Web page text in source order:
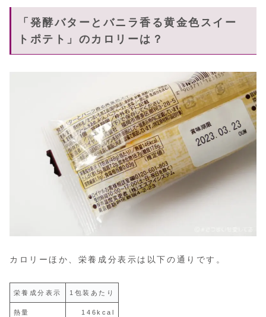
「発酵バターとバニラ香る黄金色スイー
トポテト」のカロリーは？
カロリーほか、栄養成分表示は以下の通りです。
栄養成分表示 1包装あたり
熱量 146kcal